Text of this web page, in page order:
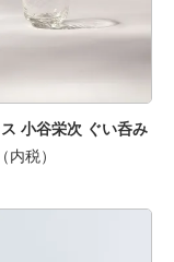
小谷栄次 ぐい呑み
内税）